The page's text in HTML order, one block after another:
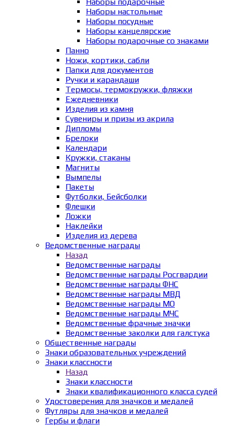
Наборы настольные
Наборы посудные
Наборы канцелярские
Наборы подарочные со знаками
Панно
Ножи, кортики, сабли
Папки для документов
Ручки и карандаши
Термосы, термокружки, фляжки
Ежедневники
Изделия из камня
Сувениры и призы из акрила
Дипломы
Брелоки
Календари
Кружки, стаканы
Магниты
Вымпелы
Пакеты
Футболки, Бейсболки
Флешки
Ложки
Наклейки
Изделия из дерева
Ведомственные награды
Назад
Ведомственные награды
Ведомственные награды Росгвардии
Ведомственные награды ФНС
Ведомственные награды МВД
Ведомственные награды МО
Ведомственные награды МЧС
Ведомственные фрачные значки
Ведомственные заколки для галстука
Общественные награды
Знаки образовательных учреждений
Знаки классности
Назад
Знаки классности
Знаки квалификационного класса судей
Удостоверения для значков и медалей
Футляры для значков и медалей
Гербы и флаги